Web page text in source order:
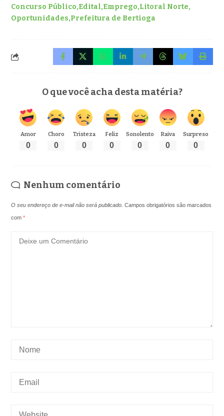
Concurso Público Edital Emprego Litoral Norte
Oportunidades Prefeitura de Bertioga
O que você acha desta matéria?
Amor
0
Choro
0
Tristeza
0
Feliz
0
Sonolento
0
Raiva
0
Surpreso
0
Nenhum comentário
O seu endereço de e-mail não será publicado. Campos obrigatórios são marcados
com*